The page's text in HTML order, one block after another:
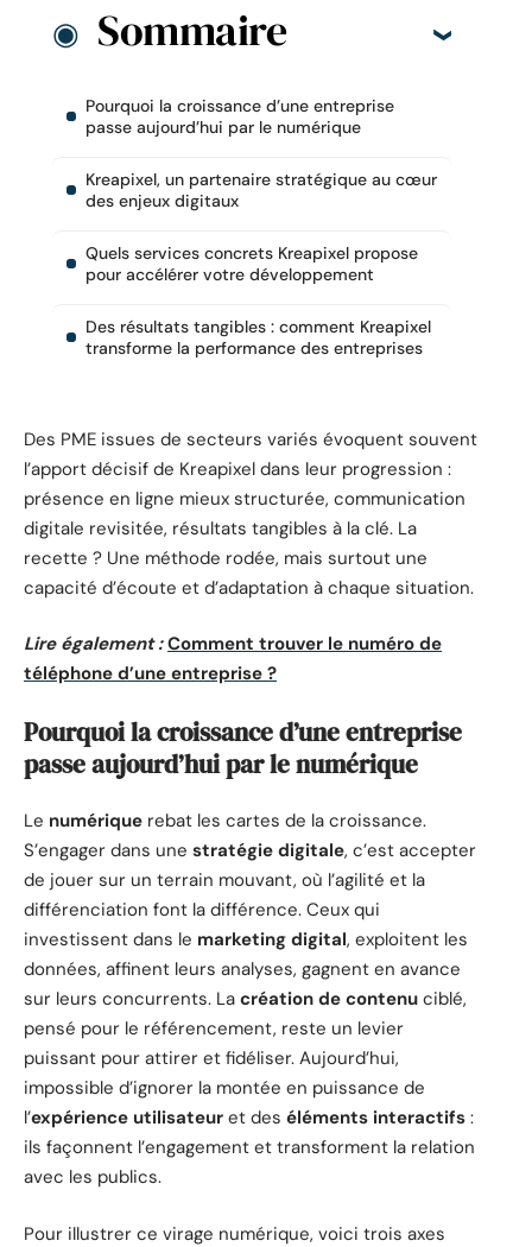
Sommaire
Pourquoi la croissance d’une entreprise
passe aujourd’hui par le numérique
Kreapixel, un partenaire stratégique au cœur
des enjeux digitaux
Quels services concrets Kreapixel propose
pour accélérer votre développement
Des résultats tangibles : comment Kreapixel
transforme la performance des entreprises
Des PME issues de secteurs variés évoquent souvent
l’apport décisif de Kreapixel dans leur progression :
présence en ligne mieux structurée, communication
digitale revisitée, résultats tangibles à la clé. La
recette ? Une méthode rodée, mais surtout une
capacité d’écoute et d’adaptation à chaque situation.
Lire également : Comment trouver le numéro de
téléphone d’une entreprise ?
Pourquoi la croissance d’une entreprise
passe aujourd’hui par le numérique
Le numérique rebat les cartes de la croissance.
S’engager dans une stratégie digitale, c’est accepter
de jouer sur un terrain mouvant, où l’agilité et la
différenciation font la différence. Ceux qui
investissent dans le marketing digital, exploitent les
données, affinent leurs analyses, gagnent en avance
sur leurs concurrents. La création de contenu ciblé,
pensé pour le référencement, reste un levier
puissant pour attirer et fidéliser. Aujourd’hui,
impossible d’ignorer la montée en puissance de
l’expérience utilisateur et des éléments interactifs :
ils façonnent l’engagement et transforment la relation
avec les publics.
Pour illustrer ce virage numérique, voici trois axes